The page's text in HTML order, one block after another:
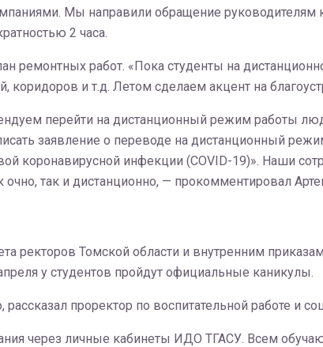
Мы направили обращение руководителям
2 часа.
ремонтных работ. «Пока студенты на
и т.д. Летом сделаем акцент на
перейти на дистанционный режим работы
заявление о переводе на дистанционный
коронавирусной инфекции (COVID-19)». Наши
так и дистанционно, — прокомментировал
ректоров Томской области и внутренним
у студентов пройдут официальные каникулы.
проректор по воспитательной работе и
через личные кабинеты ИДО ТГАСУ. Всем